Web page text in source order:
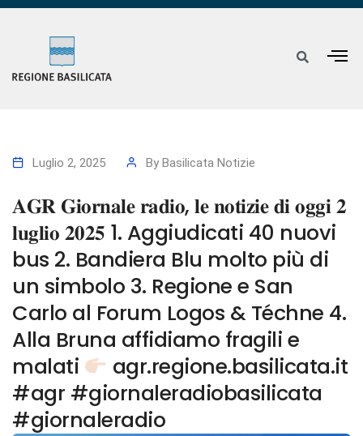
Luglio 2, 2025 By Basilicata Notizie
𝐀𝐆𝐑 𝐆𝐢𝐨𝐫𝐧𝐚𝐥𝐞 𝐫𝐚𝐝𝐢𝐨, 𝐥𝐞 𝐧𝐨𝐭𝐢𝐳𝐢𝐞 𝐝𝐢 𝐨𝐠𝐠𝐢 𝟐
𝐥𝐮𝐠𝐥𝐢𝐨 𝟐𝟎𝟐𝟓 1. Aggiudicati 40 nuovi
bus 2. Bandiera Blu molto più di
un simbolo 3. Regione e San
Carlo al Forum Logos & Téchne 4.
Alla Bruna affidiamo fragili e
malati
agr.regione.basilicata.it
#agr #giornaleradiobasilicata
#giornaleradio